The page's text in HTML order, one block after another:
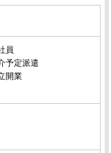
員
予定派遣
開業